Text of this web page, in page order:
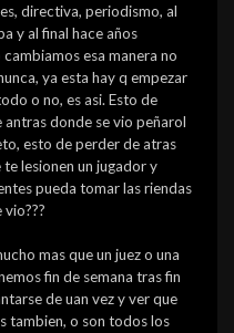
directiva, periodismo, al
y al final hace años
esa manera no
ya esta hay q empezar
o no, es asi. Esto de
donde se vio peñarol
esto de perder de atras
lesionen un jugador y
pueda tomar las riendas
mas que un juez o una
fin de semana tras fin
de uan vez y ver que
tambien, o son todos los